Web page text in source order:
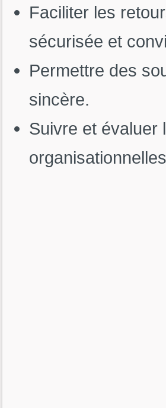
Faciliter les
sécurisée et
Permettre des
sincère.
Suivre et évaluer